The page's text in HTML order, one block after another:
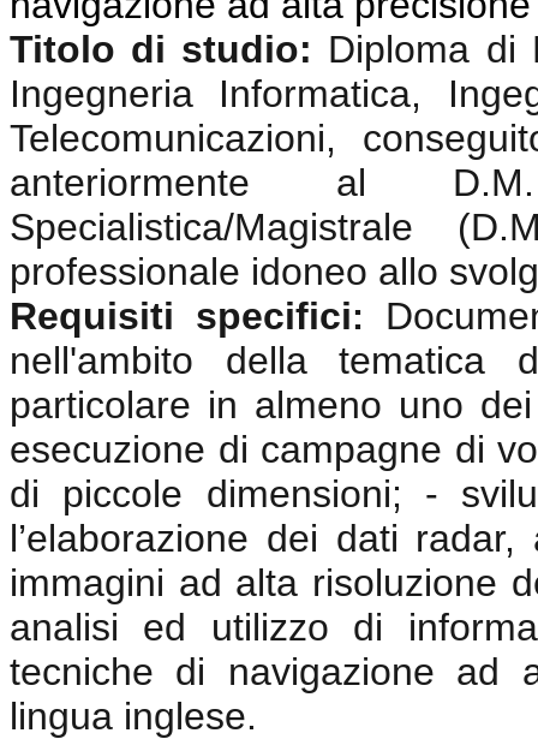
Titolo di studio: Diploma di
Ingegneria Informatica,
Telecomunicazioni,
anteriormente al
Specialistica/Magistrale
professionale idoneo allo
Requisiti specifici:
nell'ambito della
particolare in almeno uno
esecuzione di campagne di
di piccole dimensioni; -
l’elaborazione dei dati
immagini ad alta risoluzione
analisi ed utilizzo di
tecniche di navigazione ad
lingua inglese.